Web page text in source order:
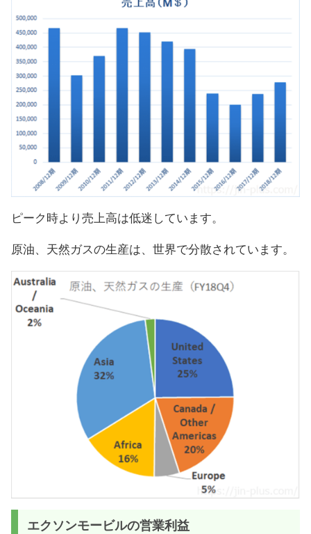
ピーク時より売上高は低迷しています。
原油、天然ガスの生産は、世界で分散されています。
エクソンモービルの営業利益